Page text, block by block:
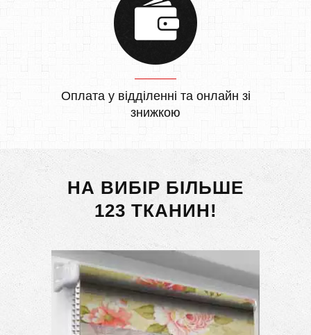
Оплата у відділенні та онлайн зі
знижкою
НА ВИБІР БІЛЬШЕ
123 ТКАНИН!